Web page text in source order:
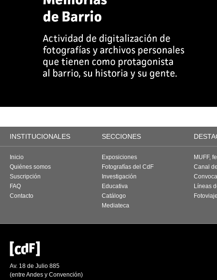
INSTITUCIONALES SECCIONES
Inicio
Quiénes somos
Suscripción
FAQ
Contacto
Exposiciones
Fotografías del CdF
Investigación
Educativa
Catálogo
Mediateca
MUFF,
Canal
Líneas
Av. 18 de Julio 885
(entre Andes y Convención)